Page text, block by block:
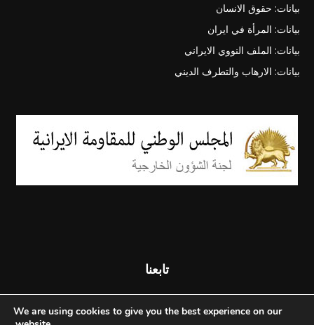
بيانات: حقوق الانسان
بيانات: المرأة في ايران
بيانات: الملف النووي الايراني
بيانات: الارهاب والتطرف الديني
تابعنا
We are using cookies to give you the best experience on our